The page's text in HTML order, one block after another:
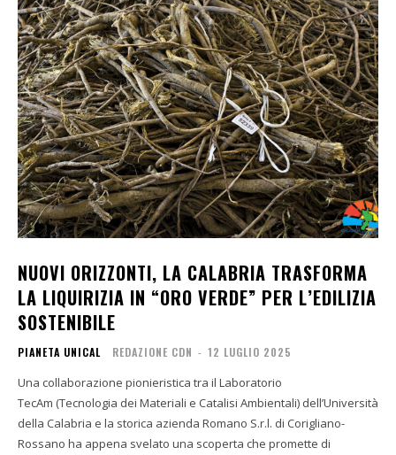
NUOVI ORIZZONTI, LA CALABRIA TRASFORMA
LA LIQUIRIZIA IN “ORO VERDE” PER L’EDILIZIA
SOSTENIBILE
PIANETA UNICAL REDAZIONE CDN - 12 LUGLIO 2025
Una collaborazione pionieristica tra il Laboratorio
TecAm (Tecnologia dei Materiali e Catalisi Ambientali) dell’Università
della Calabria e la storica azienda Romano S.r.l. di Corigliano-
Rossano ha appena svelato una scoperta che promette di